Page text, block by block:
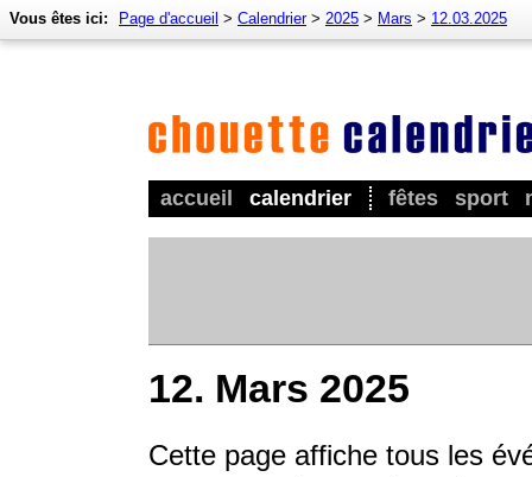
accueil calendrier fêtes sport
Vous êtes ici: Page d'accueil > Calendrier> 2025 > Mars > 12.03.2025
12. Mars 2025
Cette page affiche tous les